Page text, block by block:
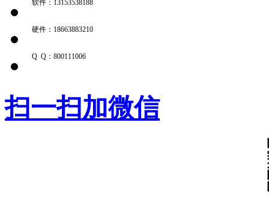
软件：13153538188
硬件：18663883210
Q Q：800111006
扫一扫加微信